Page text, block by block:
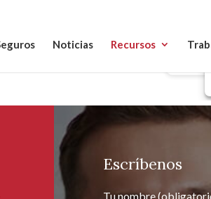
Escríbenos
Tu nombre